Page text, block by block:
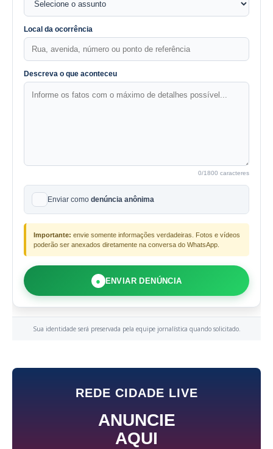
Local da ocorrência
Descreva o que aconteceu
0/1800 caracteres
Enviar como denúncia anônima
Importante: envie somente informações verdadeiras. Fotos e vídeos
poderão ser anexados diretamente na conversa do WhatsApp.
● ENVIAR DENÚNCIA
Sua identidade será preservada pela equipe jornalística quando solicitado.
REDE CIDADE LIVE
ANUNCIE
AQUI